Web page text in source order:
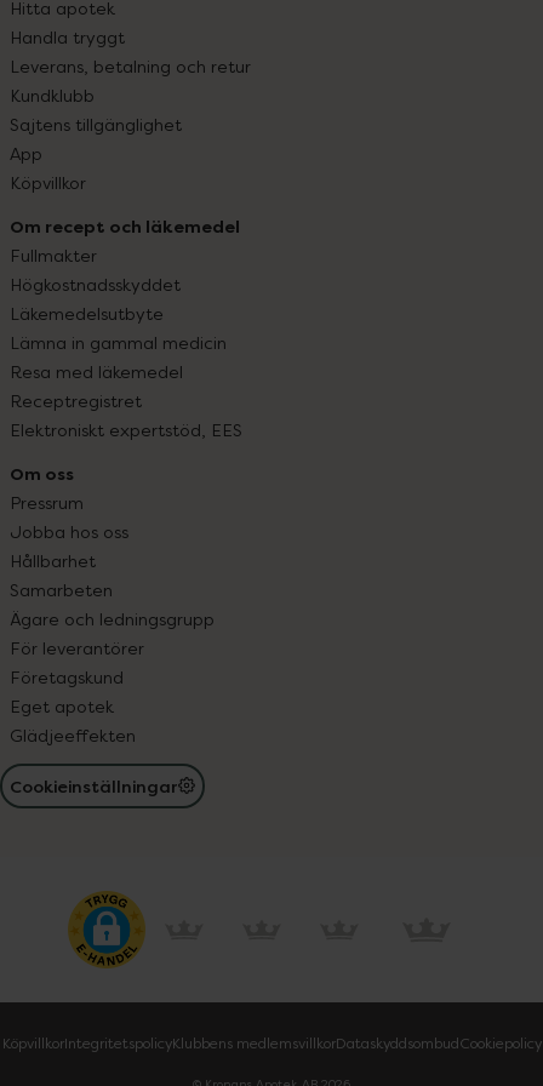
Hitta apotek
Handla tryggt
Leverans, betalning och retur
Kundklubb
Sajtens tillgänglighet
App
Köpvillkor
Om recept och läkemedel
Fullmakter
Högkostnadsskyddet
Läkemedelsutbyte
Lämna in gammal medicin
Resa med läkemedel
Receptregistret
Elektroniskt expertstöd, EES
Om oss
Pressrum
Jobba hos oss
Hållbarhet
Samarbeten
Ägare och ledningsgrupp
För leverantörer
Företagskund
Eget apotek
Glädjeeffekten
Cookieinställningar
KöpvillkorIntegritetspolicyKlubbens medlemsvillkorDataskyddsombudCookiepolicy